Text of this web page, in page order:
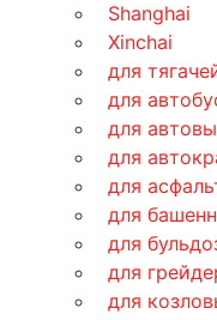
Shanghai
Xinchai
для
для
для
для
для
для
для
для
для